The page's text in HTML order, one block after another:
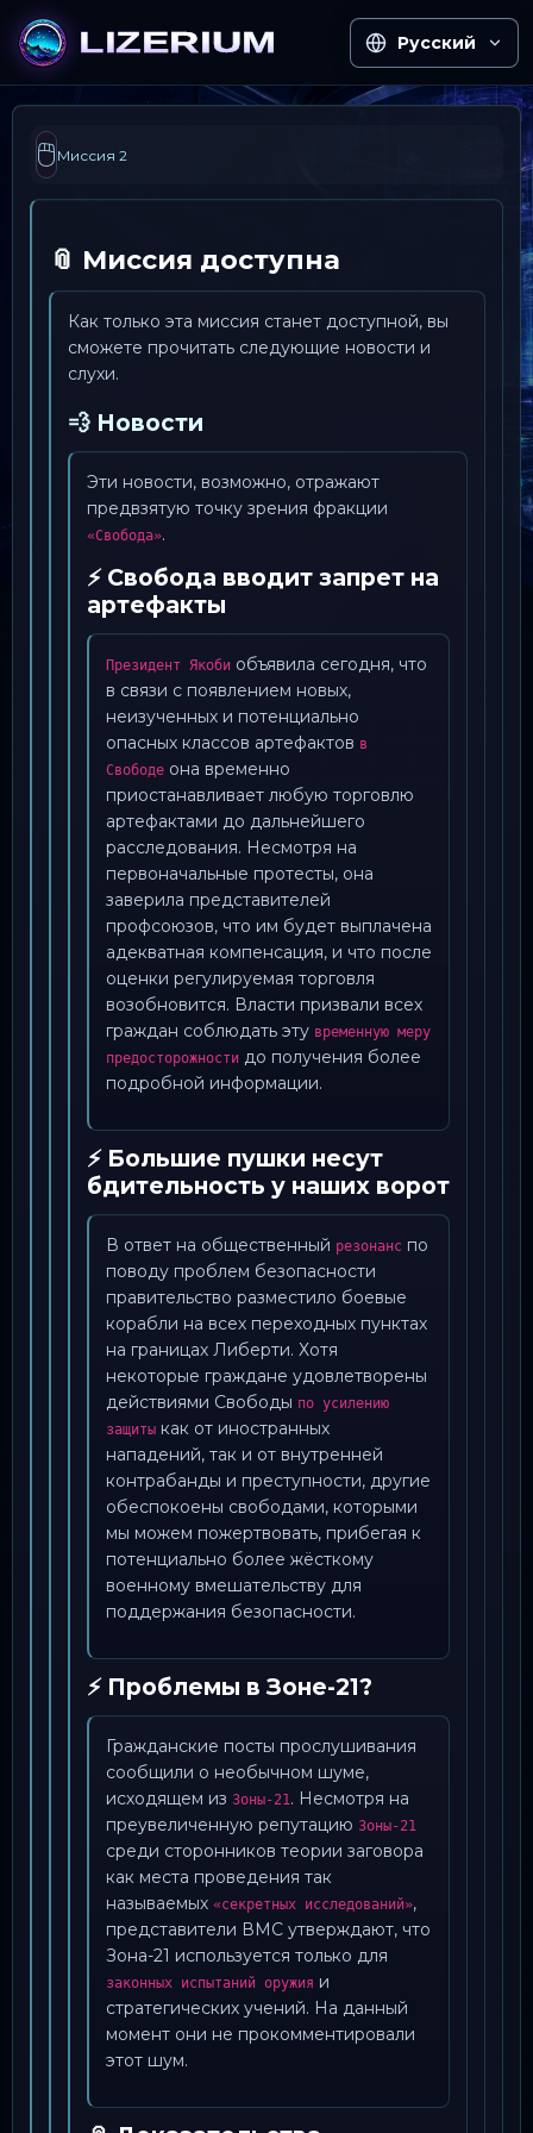
Русский
🖱️ Миссия 2
📎 Миссия доступна
Как только эта миссия станет доступной, вы
сможете прочитать следующие новости и
слухи.
💨 Новости
Эти новости, возможно, отражают
предвзятую точку зрения фракции
«Свобода».
⚡ Свобода вводит запрет на
артефакты
Президент Якоби объявила сегодня, что
в связи с появлением новых,
неизученных и потенциально
опасных классов артефактов в
Свободе она временно
приостанавливает любую торговлю
артефактами до дальнейшего
расследования. Несмотря на
первоначальные протесты, она
заверила представителей
профсоюзов, что им будет выплачена
адекватная компенсация, и что после
оценки регулируемая торговля
возобновится. Власти призвали всех
граждан соблюдать эту временную меру
предосторожности до получения более
подробной информации.
⚡ Большие пушки несут
бдительность у наших ворот
В ответ на общественный резонанс по
поводу проблем безопасности
правительство разместило боевые
корабли на всех переходных пунктах
на границах Либерти. Хотя
некоторые граждане удовлетворены
действиями Свободы по усилению
защиты как от иностранных
нападений, так и от внутренней
контрабанды и преступности, другие
обеспокоены свободами, которыми
мы можем пожертвовать, прибегая к
потенциально более жёсткому
военному вмешательству для
поддержания безопасности.
⚡ Проблемы в Зоне-21?
Гражданские посты прослушивания
сообщили о необычном шуме,
исходящем из Зоны-21. Несмотря на
преувеличенную репутацию Зоны-21
среди сторонников теории заговора
как места проведения так
называемых «секретных исследований»,
представители ВМС утверждают, что
Зона-21 используется только для
законных испытаний оружия и
стратегических учений. На данный
момент они не прокомментировали
этот шум.